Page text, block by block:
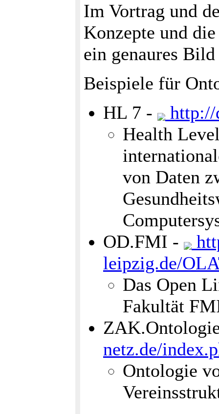
Im Vortrag und
Konzepte und
ein genaures
Beispiele für
HL 7 -
Health
von Daten
OD.FMI -
leipzig.de/
Das Open
Fakultät
netz.de/
Ontologie